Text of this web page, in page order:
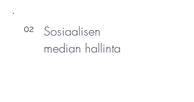
02
Sosiaalisen
median hallinta